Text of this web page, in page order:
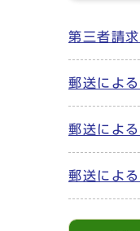
第三者請
郵送によ
郵送によ
郵送によ